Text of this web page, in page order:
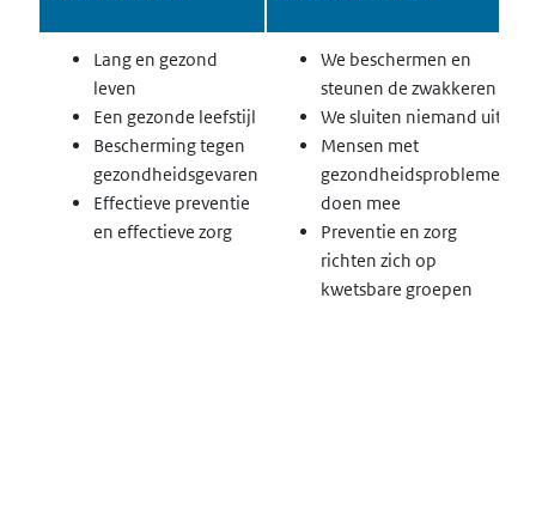
Lang en gezond
leven
Een gezonde leefstijl
Bescherming tegen
gezondheidsgevaren
Effectieve preventie
en effectieve zorg
We beschermen en
steunen de zwakkeren
We sluiten niemand uit
Mensen met
gezondheidsproblemen
doen mee
Preventie en zorg
richten zich op
kwetsbare groepen